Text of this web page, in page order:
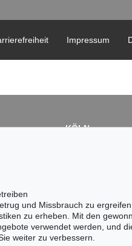
Impressum
KÖLN
infokoeln@kettererkunst.de
und Missbrauch zu ergreifen
zu erheben. Mit den
verwendet werden, und
weiter zu verbessern.